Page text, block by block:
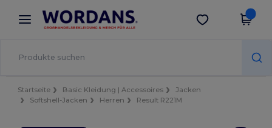
× Wordans App
Bessere Preise in der App!
App holen
Startseite Basic Kleidung | Accessoires
Jacken
Softshell-Jacken
Herren Result R221M